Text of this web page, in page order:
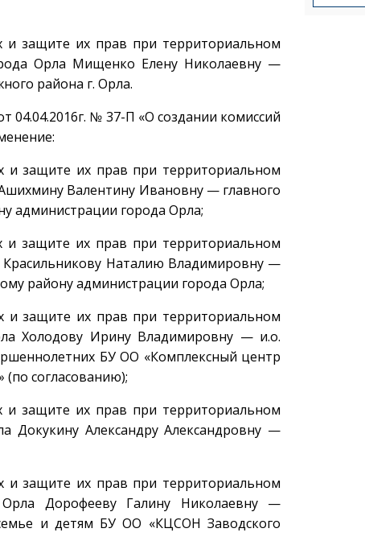
и защите их прав при территориальном
Орла Мищенко Елену Николаевну —
района г. Орла.
№ 37-П «О создании комиссий
и защите их прав при территориальном
Валентину Ивановну — главного
администрации города Орла;
и защите их прав при территориальном
Наталию Владимировну —
району администрации города Орла;
и защите их прав при территориальном
Холодову Ирину Владимировну — и.о.
БУ ОО «Комплексный центр
(по согласованию);
и защите их прав при территориальном
Докукину Александру Александровну —
и защите их прав при территориальном
Дорофееву Галину Николаевну —
и детям БУ ОО «КЦСОН Заводского